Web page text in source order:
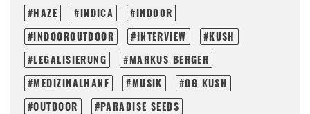
HAZE
INDICA
INDOOR
INDOOROUTDOOR
INTERVIEW
KUSH
LEGALISIERUNG
MARKUS BERGER
MEDIZINALHANF
MUSIK
OG KUSH
OUTDOOR
PARADISE SEEDS